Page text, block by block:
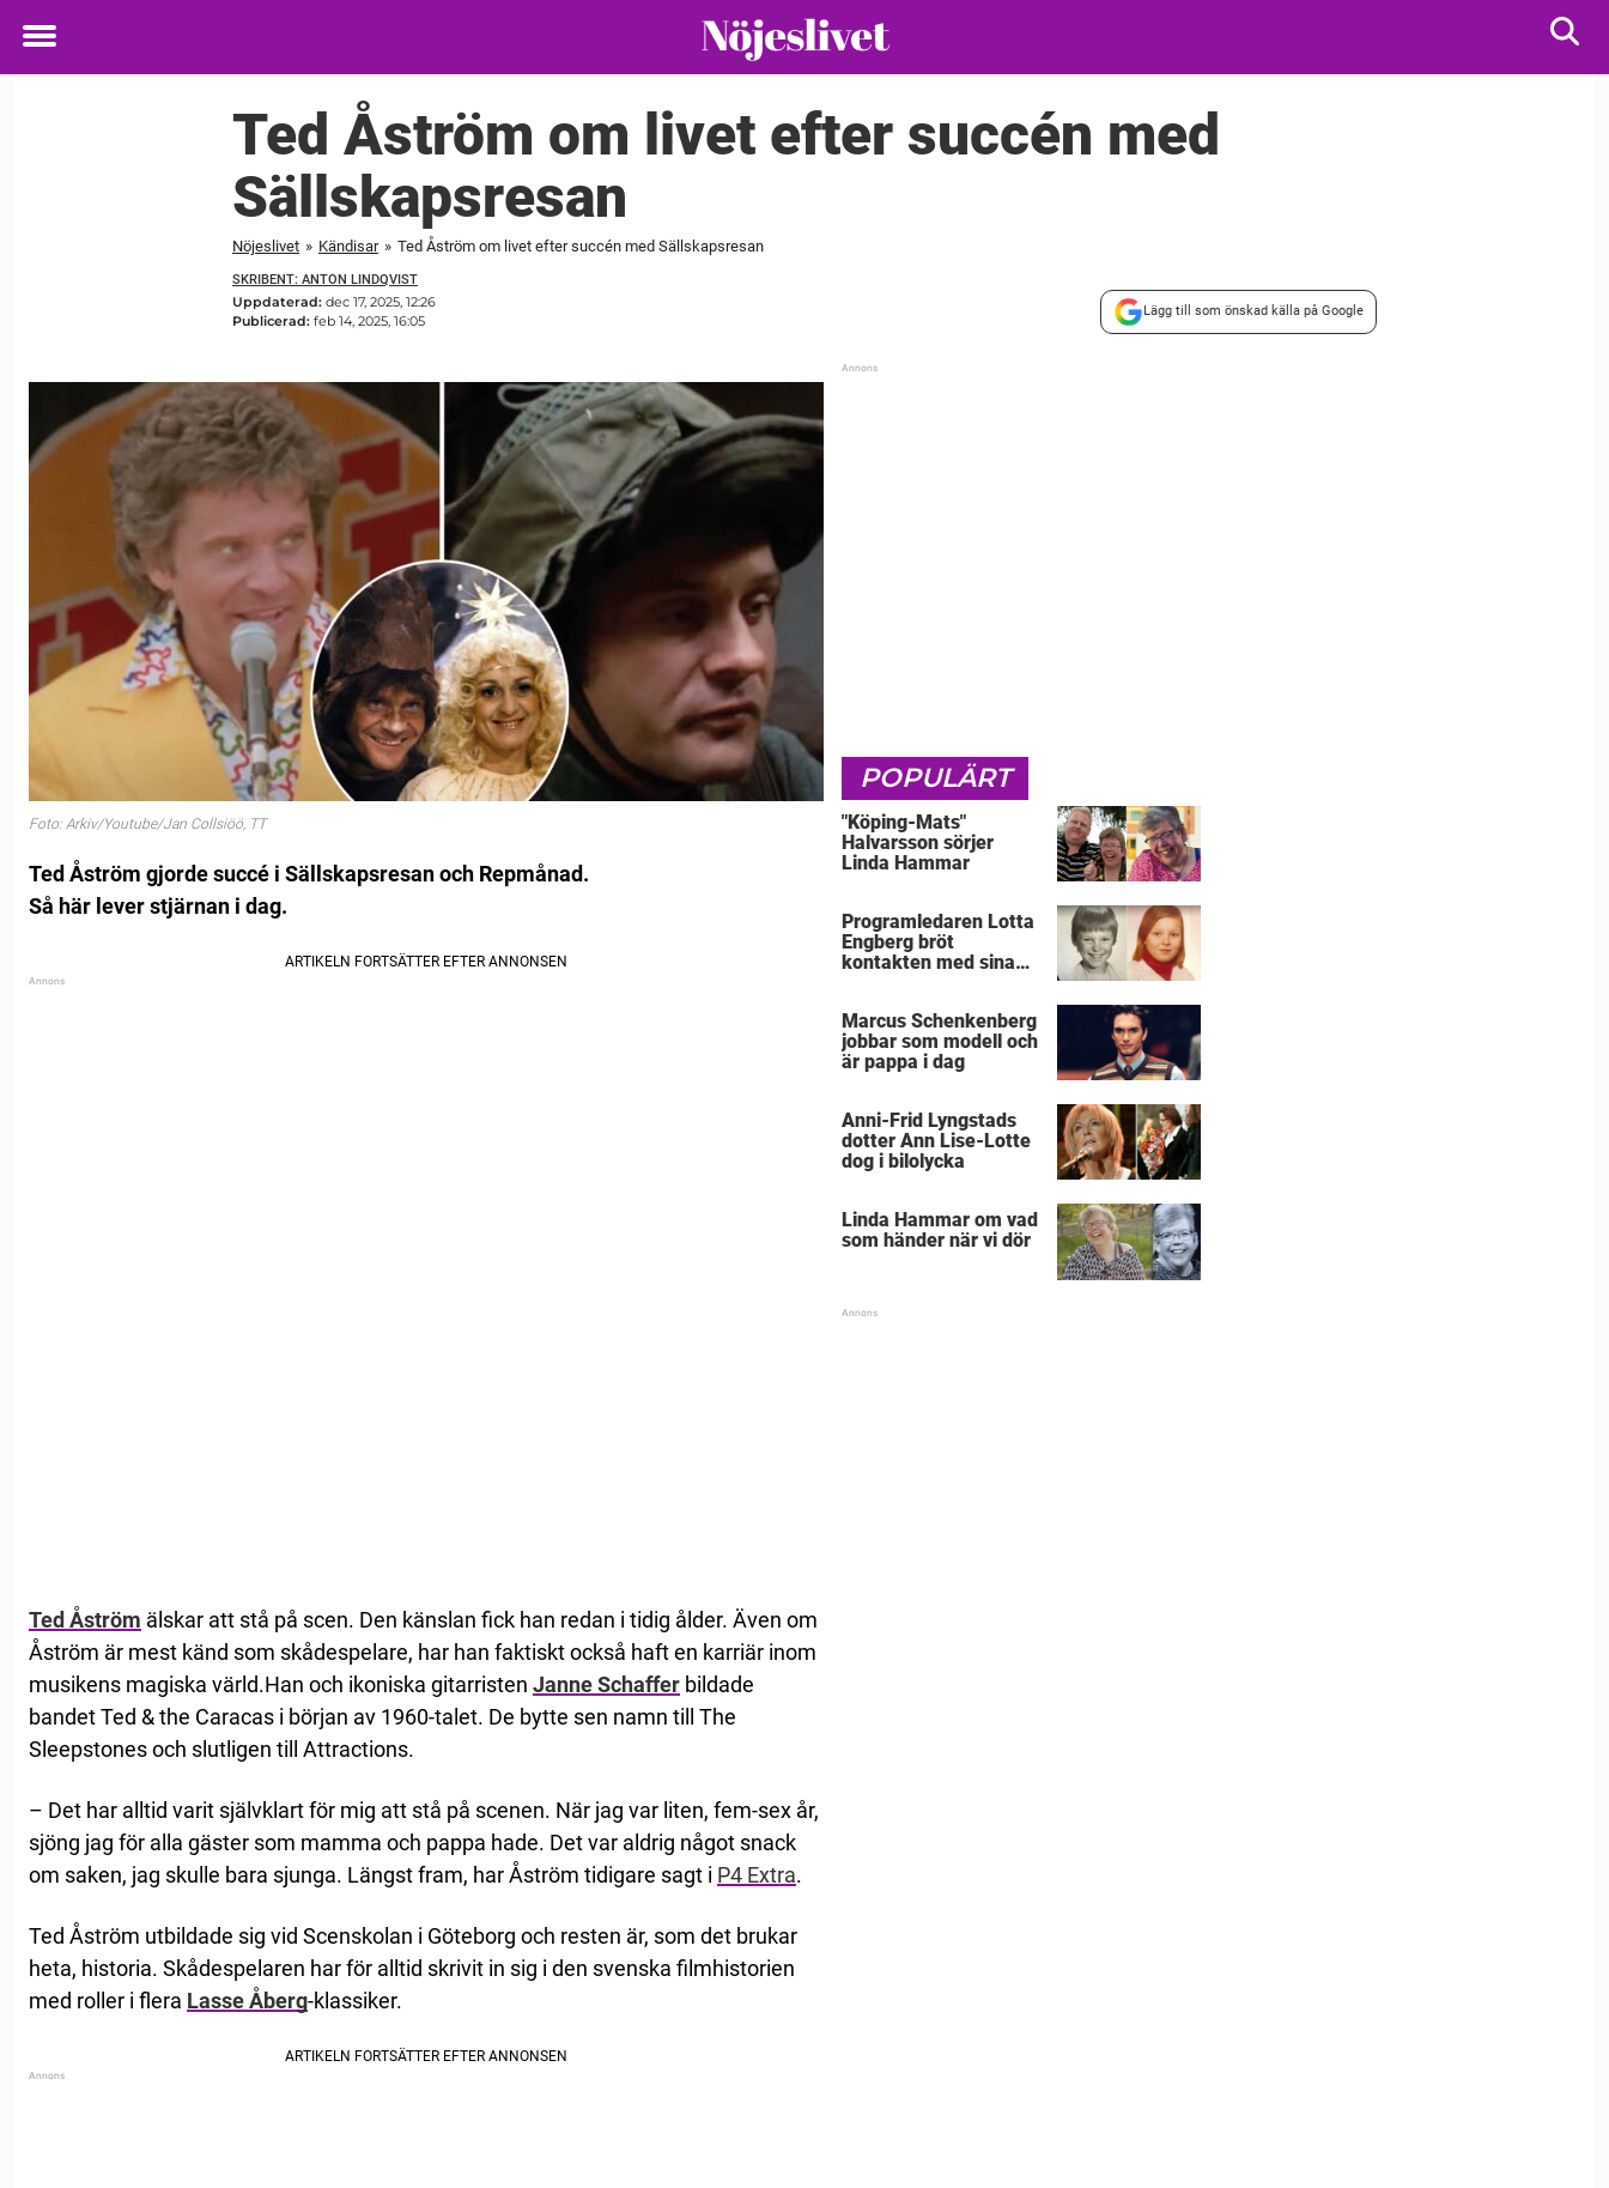
Toggle
Ted Åström om livet efter succén med
Sällskapsresan
Nöjeslivet » Kändisar » Ted Åström om livet efter succén med Sällskapsresan
SKRIBENT: ANTON LINDQVIST
Uppdaterad: dec 17, 2025, 12:26
Publicerad: feb 14, 2025, 16:05
Lägg till som önskad källa på Google
Foto: Arkiv/Youtube/Jan Collsiöö, TT
Ted Åström gjorde succé i Sällskapsresan och Repmånad.
Så här lever stjärnan i dag.
Ted Åström älskar att stå på scen. Den känslan fick han redan i tidig ålder. Även om
Åström är mest känd som skådespelare, har han faktiskt också haft en karriär inom
musikens magiska värld.Han och ikoniska gitarristen Janne Schaffer bildade
bandet Ted & the Caracas i början av 1960-talet. De bytte sen namn till The
Sleepstones och slutligen till Attractions.
– Det har alltid varit självklart för mig att stå på scenen. När jag var liten, fem-sex år,
sjöng jag för alla gäster som mamma och pappa hade. Det var aldrig något snack
om saken, jag skulle bara sjunga. Längst fram, har Åström tidigare sagt i P4 Extra.
Ted Åström utbildade sig vid Scenskolan i Göteborg och resten är, som det brukar
heta, historia. Skådespelaren har för alltid skrivit in sig i den svenska filmhistorien
med roller i flera Lasse Åberg-klassiker.
POPULÄRT
"Köping-Mats"
Halvarsson sörjer
Linda Hammar
Programledaren Lotta
Engberg bröt
kontakten med sina
Marcus Schenkenberg
jobbar som modell och
är pappa i dag
Anni-Frid Lyngstads
dotter Ann Lise-Lotte
dog i bilolycka
Linda Hammar om vad
som händer när vi dör